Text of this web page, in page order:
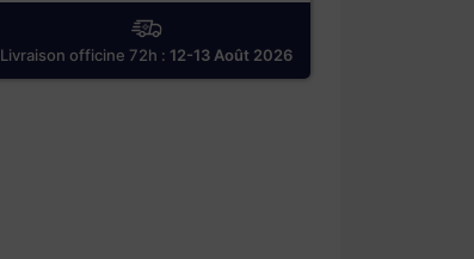
Livraison officine 72h : 12-13 Août 2026